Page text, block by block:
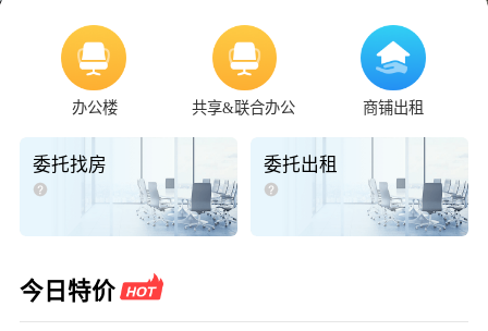
办公楼 共享&联合办公 商铺出租
委托找房 委托出租
今日特价